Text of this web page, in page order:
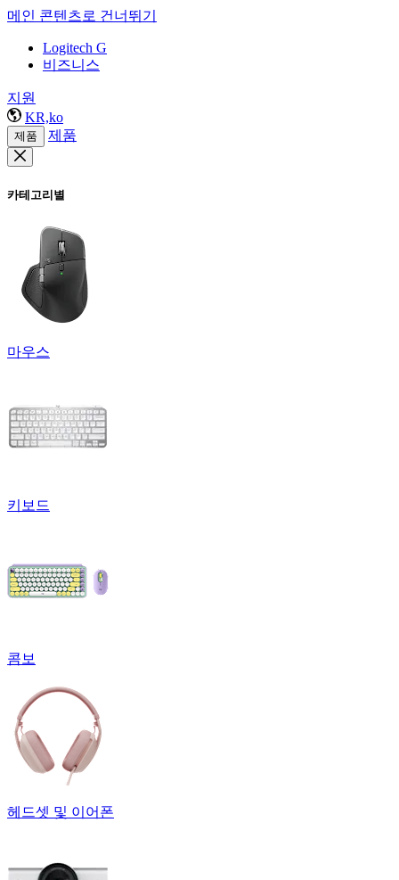
메인 콘텐츠로 건너뛰기
Logitech G
비즈니스
지원
KR,ko
제품 제품
카테고리별
마우스
키보드
콤보
헤드셋 및 이어폰